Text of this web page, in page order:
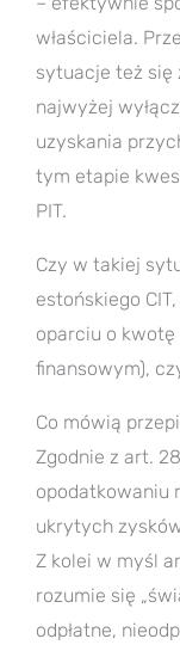
właściciela.
sytuacje też się
najwyżej
uzyskania
tym etapie
PIT.
Czy w takiej
estońskiego
oparciu o
finansowym),
Co mówią
Zgodnie z art.
opodatkowaniu
ukrytych
Z kolei w myśl
rozumie się
odpłatne,